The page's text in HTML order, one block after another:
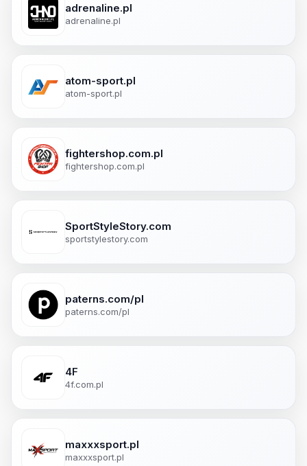
adrenaline.pl
adrenaline.pl
atom-sport.pl
atom-sport.pl
fightershop.com.pl
fightershop.com.pl
SportStyleStory.com
sportstylestory.com
paterns.com/pl
paterns.com/pl
4F
4f.com.pl
maxxxsport.pl
maxxxsport.pl